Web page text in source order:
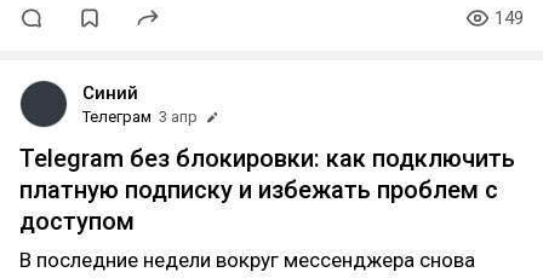
149
Синий
Телеграм 3 апр
Telegram без блокировки: как подключить
платную подписку и избежать проблем с
доступом
В последние недели вокруг мессенджера снова